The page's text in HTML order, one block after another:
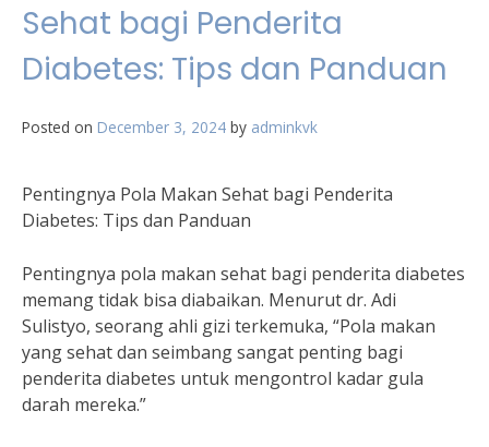
Sehat bagi Penderita
Diabetes: Tips dan Panduan
Posted on December 3, 2024 by adminkvk
Pentingnya Pola Makan Sehat bagi Penderita
Diabetes: Tips dan Panduan
Pentingnya pola makan sehat bagi penderita diabetes
memang tidak bisa diabaikan. Menurut dr. Adi
Sulistyo, seorang ahli gizi terkemuka, “Pola makan
yang sehat dan seimbang sangat penting bagi
penderita diabetes untuk mengontrol kadar gula
darah mereka.”